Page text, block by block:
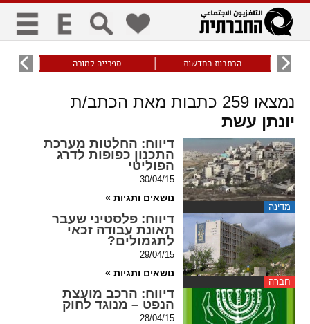
כללי
visibility_off
ביטול הבהובים ניווט מקלדת סימון כותרות
זום
zoom_out
התרחק
גופנים
remove_circle_outline
Decrease font
add_circle_outline
Increase font
הכתבות החדשות ספרייה למורה עוני
נמצאו259 כתבות מאת הכתב/ת
יונתן עשת
מדינה
דיווח : החלטות מערכת
התכנון כפופות לדרג
הפוליטי
30/04/15
נושאים ותגיות »
חברה
דיווח : פלסטיני שעבר
תאונת עבודה זכאי
לתגמולים?
29/04/15
נושאים ותגיות »
דיווח : הרכב מועצת
הנפט – מנוגד לחוק
28/04/15